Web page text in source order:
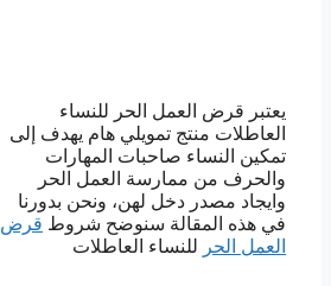
يعتبر قرض العمل الحر للنساء
العاطلات منتج تمويلي هام يهدف إلى
تمكين النساء صاحبات المهارات
والحرف من ممارسة العمل الحر
وايجاد مصدر دخل لهن، ونحن بدورنا
في هذه المقالة سنوضح شروط قرض
العمل الحر للنساء العاطلات